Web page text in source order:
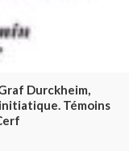
Durckheim,
Témoins